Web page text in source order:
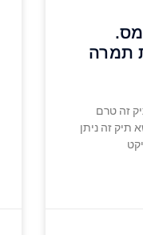
את תמרה
זה טרם
תיק זה ניתן